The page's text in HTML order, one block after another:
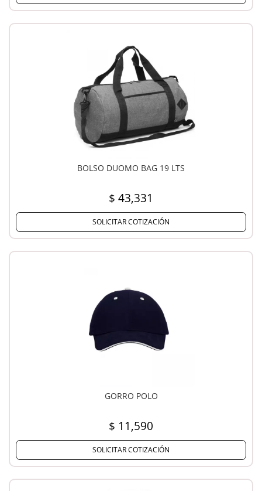
BOLSO DUOMO BAG 19 LTS
$ 43,331
SOLICITAR COTIZACIÓN
GORRO POLO
$ 11,590
SOLICITAR COTIZACIÓN